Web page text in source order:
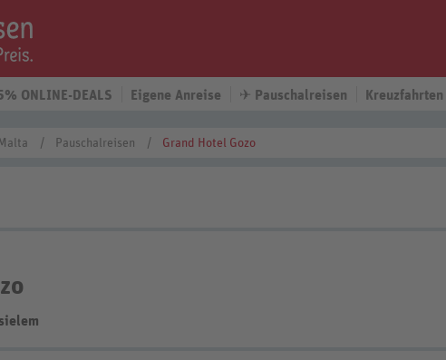
ONLINE-DEALS Eigene Anreise ✈ Pauschalreisen Kreuzfahrten
Malta Pauschalreisen Grand Hotel Gozo